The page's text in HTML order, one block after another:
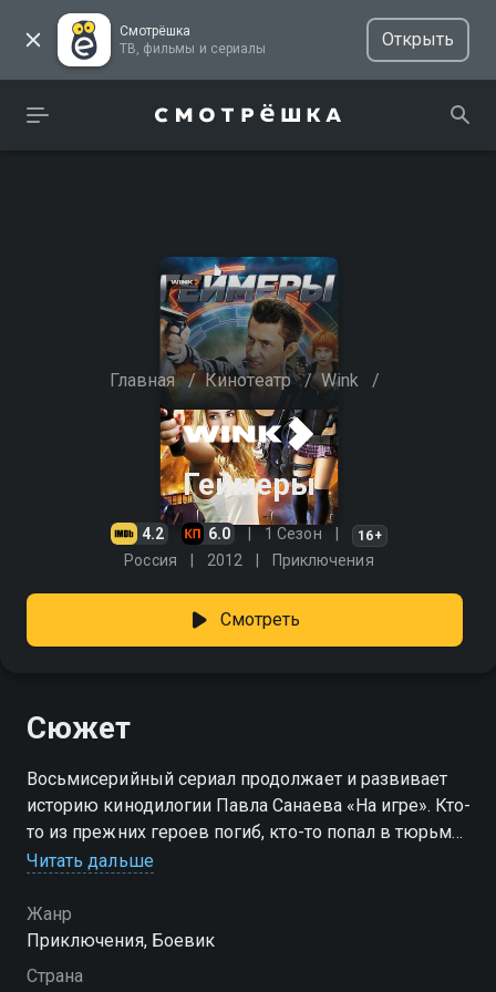
Смотрёшка
ТВ, фильмы и сериалы
Открыть
Главная / Кинотеатр / Wink /
Геймеры
4.2 6.0 1 Сезон 16+
Россия 2012 Приключения
Смотреть
Сюжет
Восьмисерийный сериал продолжает и развивает
историю кинодилогии Павла Санаева «На игре». Кто-
то из прежних героев погиб, кто-то попал в тюрьму
— а значит таинственным высокопоставленным
выполнения их античеловеческих планов. За дело
готов взяться только Док. Он жив, он жаждет мести
и готов на всё. Ничего не изменилось. Люди для
Читать дальше
Жанр
Приключения, Боевик
Страна